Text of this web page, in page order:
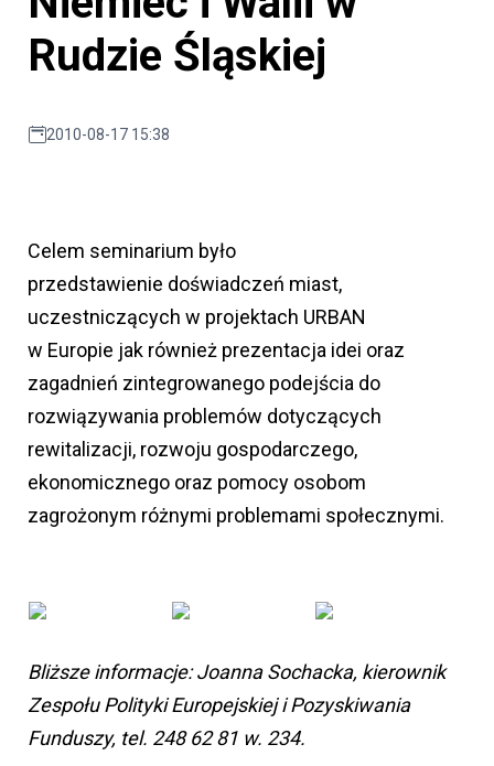
Rudzie Śląskiej
2010-08-17 15:38
Celem seminarium było
przedstawienie doświadczeń miast,
uczestniczących w projektach URBAN
w Europie jak również prezentacja idei oraz
zagadnień zintegrowanego podejścia do
rozwiązywania problemów dotyczących
rewitalizacji, rozwoju gospodarczego,
ekonomicznego oraz pomocy osobom
zagrożonym różnymi problemami społecznymi.
Bliższe informacje: Joanna Sochacka, kierownik
Zespołu Polityki Europejskiej i Pozyskiwania
Funduszy, tel. 248 62 81 w. 234.